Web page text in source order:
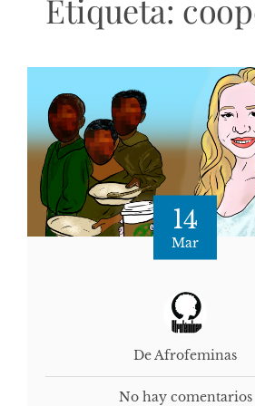
Etiqueta:
14
Mar
De Afrofeminas
No hay comentarios